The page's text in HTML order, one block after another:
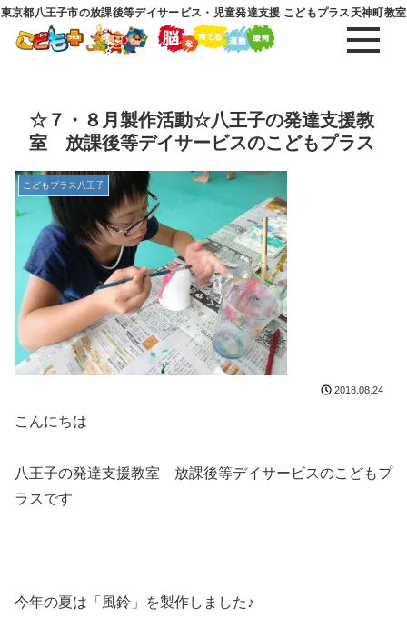
東京都八王子市の放課後等デイサービス・児童発達支援 こどもプラス天神町教室
☆７・８月製作活動☆八王子の発達支援教
室 放課後等デイサービスのこどもプラス
こどもプラス八王子
2018.08.24
こんにちは
八王子の発達支援教室 放課後等デイサービスのこどもプ
ラスです
今年の夏は「風鈴」を製作しました♪